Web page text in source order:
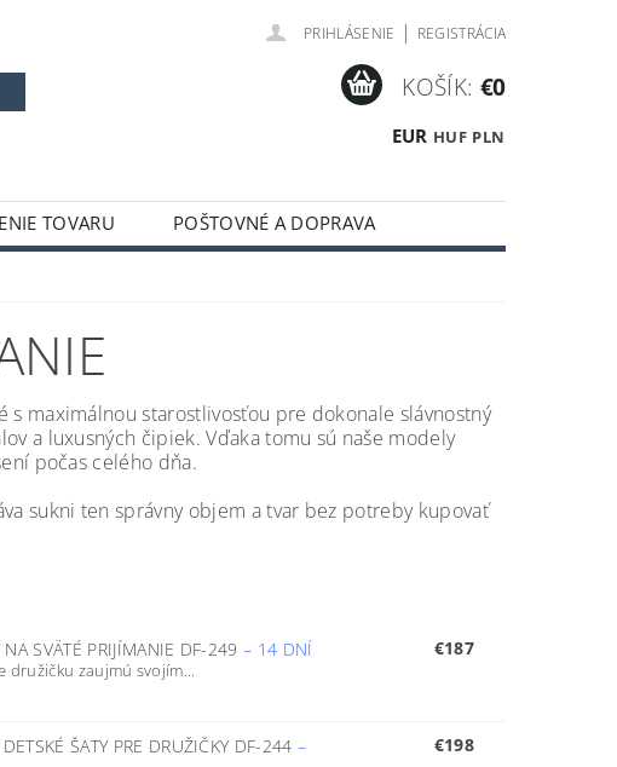
PRIHLÁSENIE | REGISTRÁCIA
EUR HUF PLN
KOŠÍK: €0
TOVARU
POŠTOVNÉ A DOPRAVA
s maximálnou starostlivosťou pre dokonale slávnostný
a luxusných čipiek. Vďaka tomu sú naše modely
počas celého dňa.
sukni ten správny objem a tvar bez potreby kupovať
NA SVÄTÉ PRIJÍMANIE DF-249– 14 DNÍ
družičku zaujmú svojím...
€187
ŠATY PRE DRUŽIČKY DF-244 –
€198